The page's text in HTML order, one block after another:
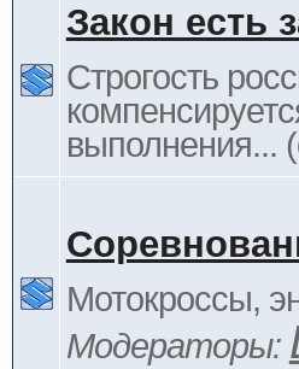
Закон есть
Строгость
выполнения...
Мотокроссы,
Модераторы: